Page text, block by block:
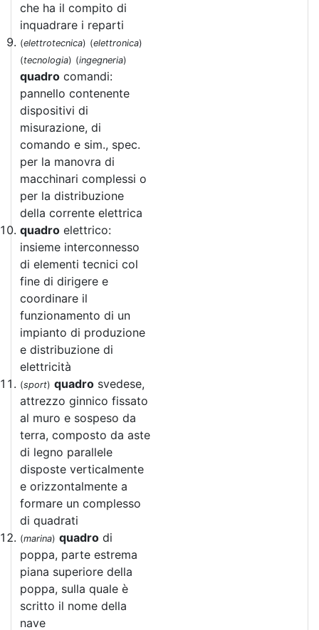
che ha il compito di
inquadrare i reparti
(elettrotecnica) (elettronica)
(tecnologia) (ingegneria)
quadro comandi:
pannello contenente
dispositivi di
misurazione, di
comando e sim., spec.
per la manovra di
macchinari complessi o
per la distribuzione
della corrente elettrica
quadro elettrico:
insieme interconnesso
di elementi tecnici col
fine di dirigere e
coordinare il
funzionamento di un
impianto di produzione
e distribuzione di
elettricità
(sport) quadro svedese,
attrezzo ginnico fissato
al muro e sospeso da
terra, composto da aste
di legno parallele
disposte verticalmente
e orizzontalmente a
formare un complesso
di quadrati
(marina) quadro di
poppa, parte estrema
piana superiore della
poppa, sulla quale è
scritto il nome della
nave